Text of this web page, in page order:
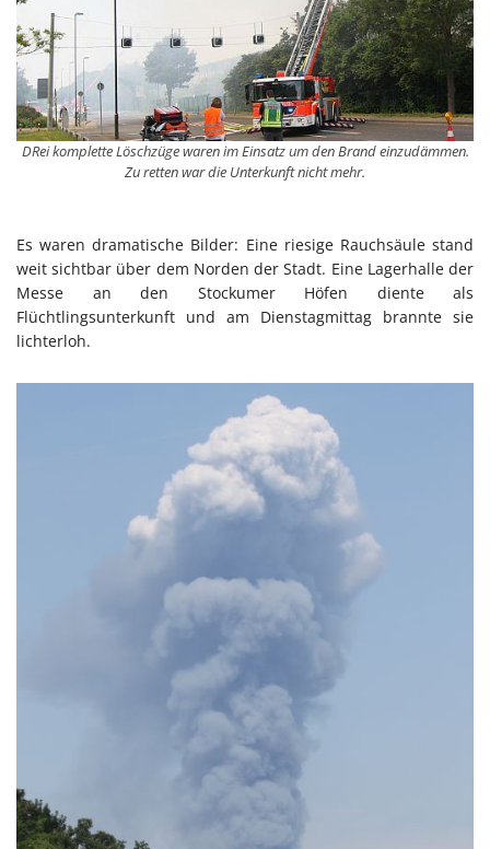
DRei komplette Löschzüge waren im Einsatz um den Brand einzudämmen.
Zu retten war die Unterkunft nicht mehr.
Es waren dramatische Bilder: Eine riesige Rauchsäule stand
weit sichtbar über dem Norden der Stadt. Eine Lagerhalle der
Messe an den Stockumer Höfen diente als
Flüchtlingsunterkunft und am Dienstagmittag brannte sie
lichterloh.